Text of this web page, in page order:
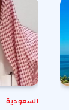
السعودية